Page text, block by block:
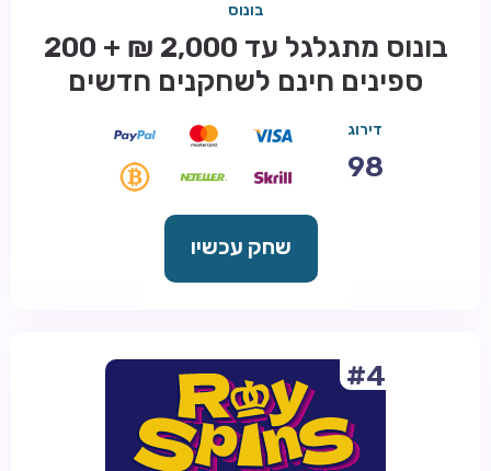
בונוס
בונוס מתגלגל עד 2,000 ₪ + 200
ספינים חינם לשחקנים חדשים
דירוג
98
שחק עכשיו
#4